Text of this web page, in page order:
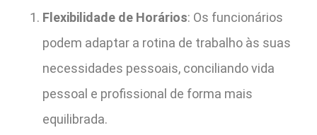
Flexibilidade de Horários: Os funcionários
podem adaptar a rotina de trabalho às suas
necessidades pessoais, conciliando vida
pessoal e profissional de forma mais
equilibrada.